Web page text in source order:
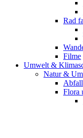
Rad
Filme
Umwelt &
Natur &
Flora